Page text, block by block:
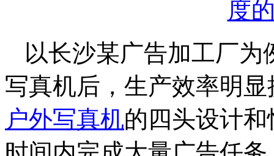
以长沙某广告加工厂
写真机后，生产效率明
户外写真机的四头设计